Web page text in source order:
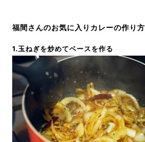
福間さんのお気に入りカレーの作り方
1.玉ねぎを炒めてベースを作る